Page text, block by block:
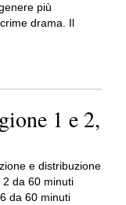
più
drama. Il
1 e 2,
e distribuzione
2 da 60 minuti
da 60 minuti